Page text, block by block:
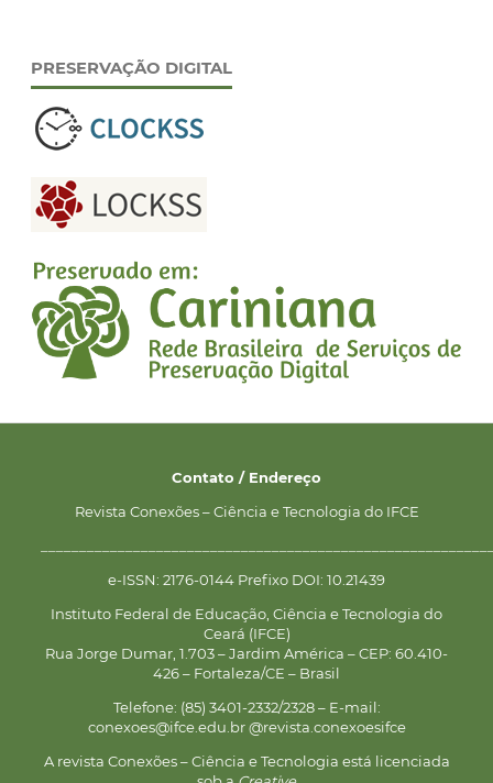
PRESERVAÇÃO DIGITAL
Contato / Endereço
Revista Conexões – Ciência e Tecnologia do IFCE
e-ISSN: 2176-0144 Prefixo DOI: 10.21439
Instituto Federal de Educação, Ciência e Tecnologia do
Ceará (IFCE)
Rua Jorge Dumar, 1.703 – Jardim América – CEP: 60.410-
426 – Fortaleza/CE – Brasil
Telefone: (85) 3401-2332/2328 – E-mail:
conexoes@ifce.edu.br @revista.conexoesifce
A revista Conexões – Ciência e Tecnologia está licenciada